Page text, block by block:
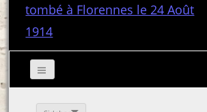
tombé à Florennes le 24 Août
1914